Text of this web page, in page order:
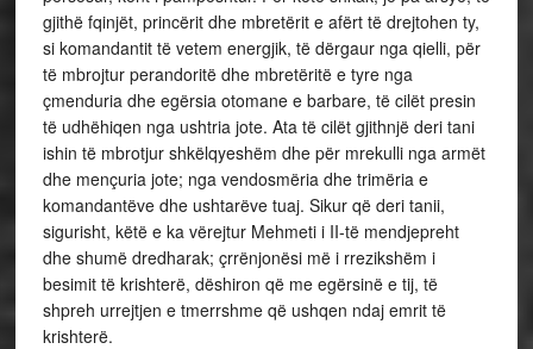
gjithë fqinjët, princërit dhe mbretërit e afërt të drejtohen ty,
si komandantit të vetem energjik, të dërgaur nga qielli, për
të mbrojtur perandoritë dhe mbretëritë e tyre nga
çmenduria dhe egërsia otomane e barbare, të cilët presin
të udhëhiqen nga ushtria jote. Ata të cilët gjithnjë deri tani
ishin të mbrotjur shkëlqyeshëm dhe për mrekulli nga armët
dhe mençuria jote; nga vendosmëria dhe trimëria e
komandantëve dhe ushtarëve tuaj. Sikur që deri tanii,
sigurisht, këtë e ka vërejtur Mehmeti i II-të mendjepreht
dhe shumë dredharak; çrrënjonësi më i rrezikshëm i
besimit të krishterë, dëshiron që me egërsinë e tij, të
shpreh urrejtjen e tmerrshme që ushqen ndaj emrit të
krishterë.